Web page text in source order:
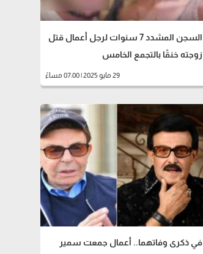
السجن المشدد 7 سنوات لرجل أعمال قتل
زوجته خنقًا بالتجمع الخامس
29 مايو 2025 | 07:00 مساءً
في ذكرى وفاتهما.. أعمال جمعت سمير